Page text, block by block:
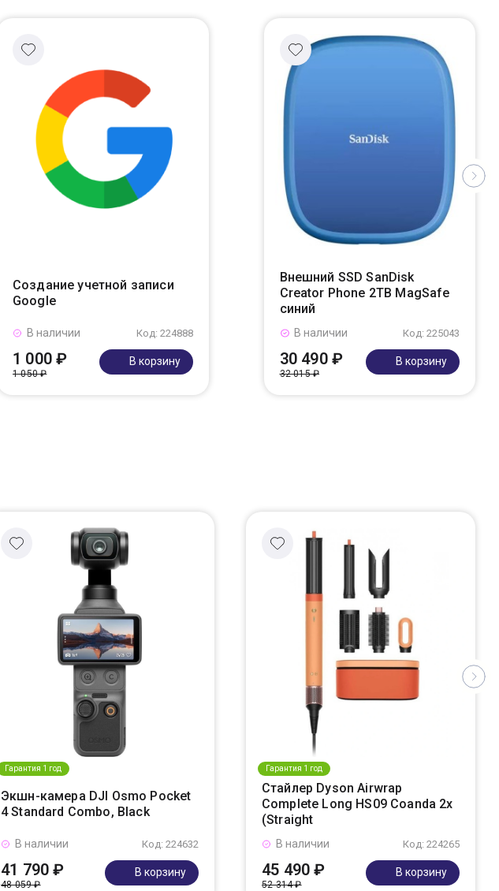
Создание учетной записи
Google
Код: 224888
В наличии
1 000 ₽
1 050 ₽
В корзину
Внешний SSD SanDisk
Creator Phone 2TB MagSafe
синий
Код: 225043
В наличии
30 490 ₽
32 015 ₽
В корзину
Гарантия 1 год
Экшн-камера DJI Osmo Pocket
4 Standard Combo, Black
Код: 224632
В наличии
41 790 ₽
48 059 ₽
В корзину
Гарантия 1 год
Стайлер Dyson Airwrap
Complete Long HS09 Coanda 2x
(Straight
Код: 224265
В наличии
45 490 ₽
52 314 ₽
В корзину